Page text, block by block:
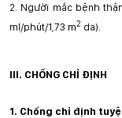
2. Người mắc bệnh
ml/phút/1,73 m2 da).
III. CHỐNG CHỈ ĐỊNH
1. Chống chỉ định